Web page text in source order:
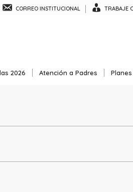
CORREO INSTITUCIONAL TRABAJE
2026 Atención a Padres